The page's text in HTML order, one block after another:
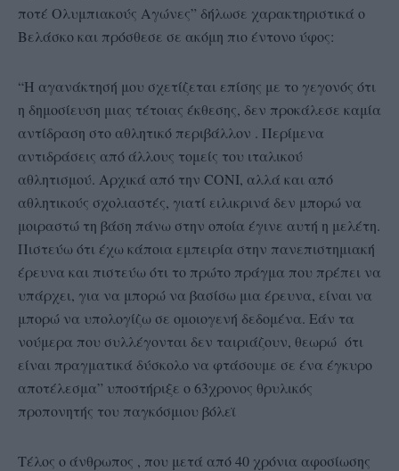
ποτέ Ολυμπιακούς Αγώνες” δήλωσε χαρακτηριστικά ο
Βελάσκο και πρόσθεσε σε ακόμη πιο έντονο ύφος:
“Η αγανάκτησή μου σχετίζεται επίσης με το γεγονός ότι
η δημοσίευση μιας τέτοιας έκθεσης, δεν προκάλεσε καμία
αντίδραση στο αθλητικό περιβάλλον . Περίμενα
αντιδράσεις από άλλους τομείς του ιταλικού
αθλητισμού. Αρχικά από την CONI, αλλά και από
αθλητικούς σχολιαστές, γιατί ειλικρινά δεν μπορώ να
μοιραστώ τη βάση πάνω στην οποία έγινε αυτή η μελέτη.
Πιστεύω ότι έχω κάποια εμπειρία στην πανεπιστημιακή
έρευνα και πιστεύω ότι το πρώτο πράγμα που πρέπει να
υπάρχει, για να μπορώ να βασίσω μια έρευνα, είναι να
μπορώ να υπολογίζω σε ομοιογενή δεδομένα. Εάν τα
νούμερα που συλλέγονται δεν ταιριάζουν, θεωρώ ότι
είναι πραγματικά δύσκολο να φτάσουμε σε ένα έγκυρο
αποτέλεσμα” υποστήριξε ο 63χρονος θρυλικός
προπονητής του παγκόσμιου βόλεϊ
Τέλος ο άνθρωπος , που μετά από 40 χρόνια αφοσίωσης